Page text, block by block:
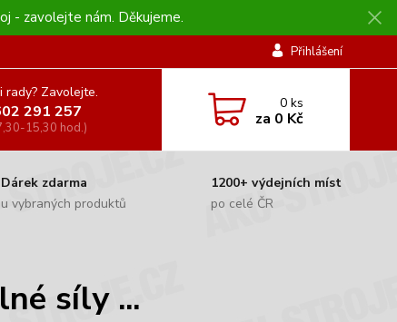
- zavolejte nám. Děkujeme.
Přihlášení
rady? Zavolejte.
291 257
15,30 hod.)
0ks
za 0 Kč
Dárek zdarma
u vybraných produktů
1200+ výdejních míst
po celé ČR
síly ...